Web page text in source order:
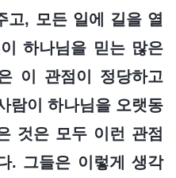
고, 모든 일에 길을 열
하나님을 믿는 많은
이 관점이 정당하고
람이 하나님을 오랫동
것은 모두 이런 관점
. 그들은 이렇게 생각